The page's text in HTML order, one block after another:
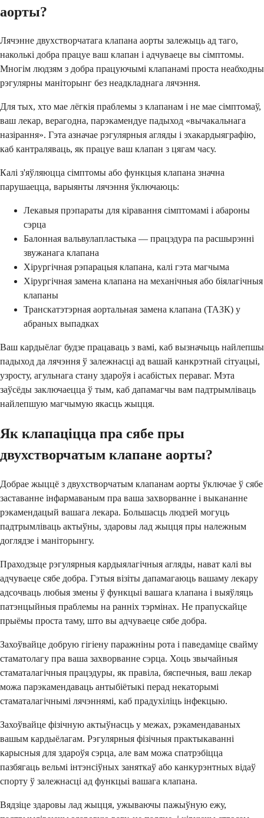
аорты?
Лячэнне двухстворчатага клапана аорты залежыць ад таго,
наколькі добра працуе ваш клапан і адчуваеце вы сімптомы.
Многім людзям з добра працуючымі клапанамі проста неабходны
рэгулярны маніторынг без неадкладнага лячэння.
Для тых, хто мае лёгкія праблемы з клапанам і не мае сімптомаў,
ваш лекар, верагодна, парэкамендуе падыход «вычакальнага
назірання». Гэта азначае рэгулярныя агляды і эхакардыяграфію,
каб кантраляваць, як працуе ваш клапан з цягам часу.
Калі з'яўляюцца сімптомы або функцыя клапана значна
парушаецца, варыянты лячэння ўключаюць:
Лекавыя прэпараты для кіравання сімптомамі і абароны
сэрца
Балонная вальвулапластыка — працэдура па расшырэнні
звужанага клапана
Хірургічная рэпарацыя клапана, калі гэта магчыма
Хірургічная замена клапана на механічныя або біялагічныя
клапаны
Транскатэтэрная аортальная замена клапана (ТАЗК) у
абраных выпадках
Ваш кардыёлаг будзе працаваць з вамі, каб вызначыць найлепшы
падыход да лячэння ў залежнасці ад вашай канкрэтнай сітуацыі,
узросту, агульнага стану здароўя і асабістых пераваг. Мэта
заўсёды заключаецца ў тым, каб дапамагчы вам падтрымліваць
найлепшую магчымую якасць жыцця.
Як клапаціцца пра сябе пры
двухстворчатым клапане аорты?
Добрае жыццё з двухстворчатым клапанам аорты ўключае ў сябе
заставанне інфармаваным пра ваша захворванне і выкананне
рэкамендацый вашага лекара. Большасць людзей могуць
падтрымліваць актыўны, здаровы лад жыцця пры належным
доглядзе і маніторынгу.
Праходзьце рэгулярныя кардыялагічныя агляды, нават калі вы
адчуваеце сябе добра. Гэтыя візіты дапамагаюць вашаму лекару
адсочваць любыя змены ў функцыі вашага клапана і выяўляць
патэнцыйныя праблемы на ранніх тэрмінах. Не прапускайце
прыёмы проста таму, што вы адчуваеце сябе добра.
Захоўвайце добрую гігіену паражніны рота і паведаміце свайму
стаматолагу пра ваша захворванне сэрца. Хоць звычайныя
стаматалагічныя працэдуры, як правіла, бяспечныя, ваш лекар
можа парэкамендаваць антыбіётыкі перад некаторымі
стаматалагічнымі лячэннямі, каб прадухіліць інфекцыю.
Захоўвайце фізічную актыўнасць у межах, рэкамендаваных
вашым кардыёлагам. Рэгулярныя фізічныя практыкаванні
карысныя для здароўя сэрца, але вам можа спатрэбіцца
пазбягаць вельмі інтэнсіўных заняткаў або канкурэнтных відаў
спорту ў залежнасці ад функцыі вашага клапана.
Вядзіце здаровы лад жыцця, ужываючы пажыўную ежу,